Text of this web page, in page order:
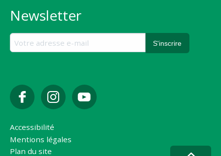
Newsletter
Accessibilité
Mentions légales
Plan du site